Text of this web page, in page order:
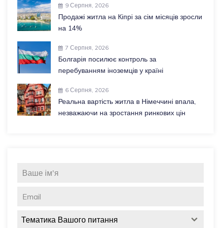
9 Серпня, 2026
Продажі житла на Кіпрі за сім місяців зросли
на 14%
7 Серпня, 2026
Болгарія посилює контроль за
перебуванням іноземців у країні
6 Серпня, 2026
Реальна вартість житла в Німеччині впала,
незважаючи на зростання ринкових цін
Тематика Вашого питання